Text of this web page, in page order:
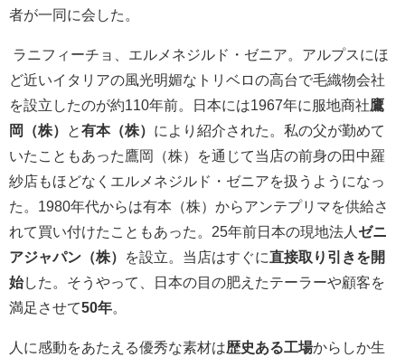
者が一同に会した。
ラニフィーチョ、エルメネジルド・ゼニア。アルプスにほ
ど近いイタリアの風光明媚なトリベロの高台で毛織物会社
を設立したのが約110年前。日本には1967年に服地商社鷹
岡（株）
と有本（株） により紹介された。私の父が勤めて
いたこともあった鷹岡（株）を通じて当店の前身の田中羅
紗店もほどなくエルメネジルド・ゼニアを扱うようになっ
た。1980年代からは有本（株）からアンテプリマを供給さ
れて買い付けたこともあった。25年前日本の現地法人 ゼニ
アジャパン（株）
を設立。当店はすぐに直接取り引きを開
始した。そうやって、日本の目の肥えたテーラーや顧客を
満足させて50年。
人に感動をあたえる優秀な素材は歴史ある工場からしか生